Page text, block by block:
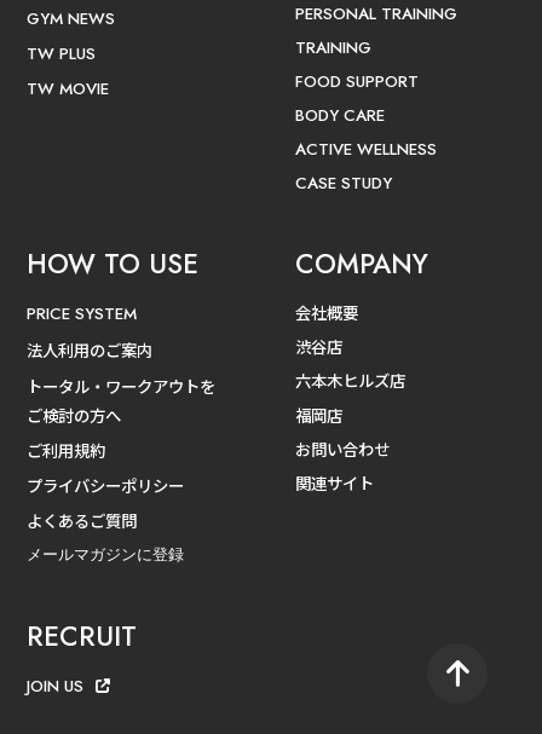
GYM NEWS
TW PLUS
TW MOVIE
PERSONAL TRAINING
TRAINING
FOOD SUPPORT
BODY CARE
ACTIVE WELLNESS
CASE STUDY
HOW TO USE
PRICE SYSTEM
法人利用のご案内
トータル・ワークアウトを
ご検討の方へ
ご利用規約
プライバシーポリシー
よくあるご質問
メールマガジンに登録
COMPANY
会社概要
渋谷店
六本木ヒルズ店
福岡店
お問い合わせ
関連サイト
RECRUIT
JOIN US